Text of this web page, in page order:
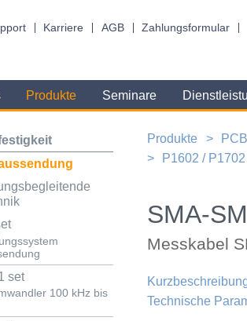
Karriere AGB Zahlungsformular
Produkte Seminare
set
100 kHz bis
Produkte
P1602 /
SMA-
Messkabel
Technische